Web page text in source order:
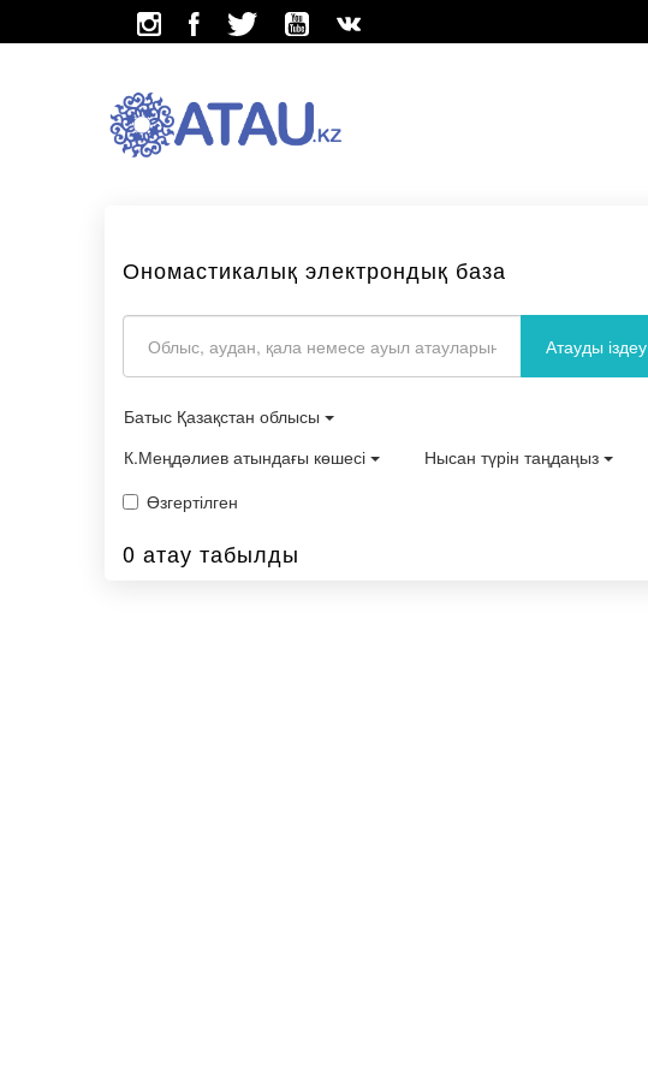
Ономастикалық электрондық база
Атауды іздеу
Батыс Қазақстан облысы
К.Меңдәлиев атындағы көшесі
Нысан түрін таңдаңыз
Өзгертілген
0 атау табылды